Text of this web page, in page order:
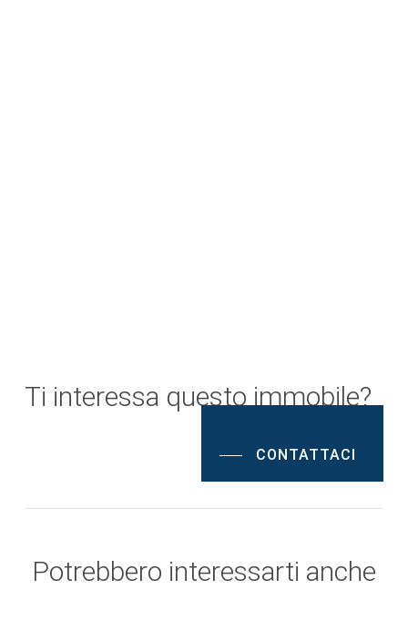
Ti interessa questo immobile?
CONTATTACI
Potrebbero interessarti anche